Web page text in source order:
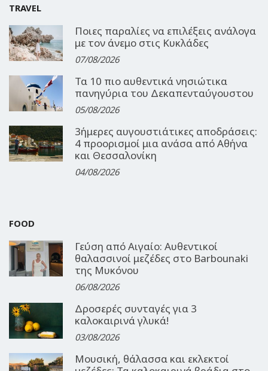
TRAVEL
Ποιες παραλίες να επιλέξεις ανάλογα
με τον άνεμο στις Κυκλάδες
07/08/2026
Τα 10 πιο αυθεντικά νησιώτικα
πανηγύρια του Δεκαπενταύγουστου
05/08/2026
3ήμερες αυγουστιάτικες αποδράσεις:
4 προορισμοί μια ανάσα από Αθήνα
και Θεσσαλονίκη
04/08/2026
FOOD
Γεύση από Αιγαίο: Αυθεντικοί
θαλασσινοί μεζέδες στο Barbounaki
της Μυκόνου
06/08/2026
Δροσερές συνταγές για 3
καλοκαιρινά γλυκά!
03/08/2026
Μουσική, θάλασσα και εκλεκτοί